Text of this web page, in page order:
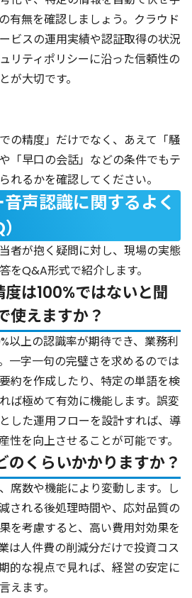
有無を確認しましょう。クラウド
ビスの運用実績や認証取得の状況
リティポリシーに沿った信頼性の
が大切です。
の精度」だけでなく、あえて「騒
「早口の会話」などの条件でもテ
れるかを確認してください。
声認識に関するよく
者が抱く疑問に対し、現場の実態
をQ&A形式で紹介します。
は100%ではないと聞
使えますか？
以上の認識率が期待でき、業務利
一字一句の完璧さを求めるのでは
約を作成したり、特定の単語を検
ば極めて有効に機能します。誤変
した運用フローを設計すれば、導
性を向上させることが可能です。
のくらいかかりますか？
席数や機能により変動します。し
される後処理時間や、応対品質の
を考慮すると、高い費用対効果を
は人件費の削減分だけで投資コス
的な視点で見れば、経営の安定に
えます。